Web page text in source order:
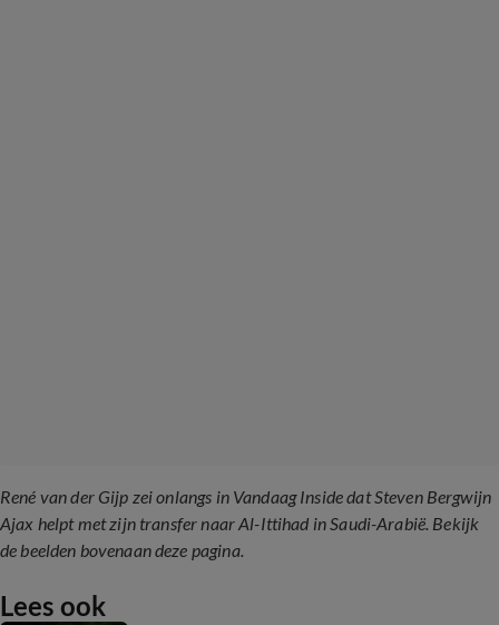
René van der Gijp zei onlangs in Vandaag Inside dat Steven Bergwijn
Ajax helpt met zijn transfer naar Al-Ittihad in Saudi-Arabië. Bekijk
de beelden bovenaan deze pagina.
Lees ook